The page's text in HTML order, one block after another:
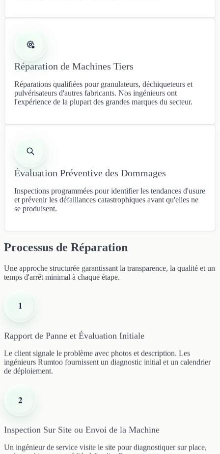
Réparation de Machines Tiers
Réparations qualifiées pour granulateurs, déchiqueteurs et
pulvérisateurs d'autres fabricants. Nos ingénieurs ont
l'expérience de la plupart des grandes marques du secteur.
Évaluation Préventive des Dommages
Inspections programmées pour identifier les tendances d'usure
et prévenir les défaillances catastrophiques avant qu'elles ne
se produisent.
Processus de Réparation
Une approche structurée garantissant la transparence, la qualité et un
temps d'arrêt minimal à chaque étape.
1
Rapport de Panne et Évaluation Initiale
Le client signale le problème avec photos et description. Les
ingénieurs Rumtoo fournissent un diagnostic initial et un calendrier
de déploiement.
2
Inspection Sur Site ou Envoi de la Machine
Un ingénieur de service visite le site pour diagnostiquer sur place,